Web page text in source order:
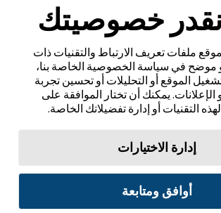
خصوصيتك
ملفات تعريف الارتباط والتقنيات ذات
موضح في سياسة الخصوصية الخاصة بنا،
الموقع أو التحليلات أو تحسين تجربة
يمكنك أن تختار الموافقة على
التقنيات أو إدارة تفضيلاتك الخاصة.
إدارة الاختيارات
أوافق ومتابعة